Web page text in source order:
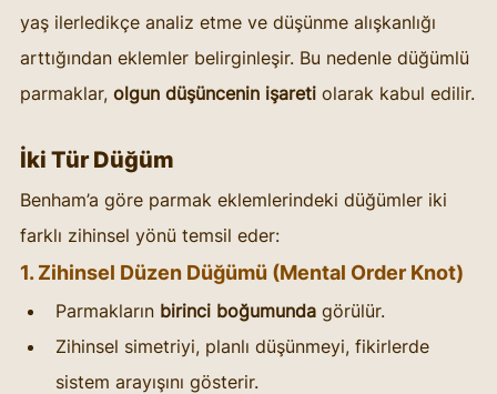
yaş ilerledikçe analiz etme ve düşünme alışkanlığı
arttığından eklemler belirginleşir. Bu nedenle düğümlü
parmaklar, olgun düşüncenin işareti olarak kabul edilir.
İki Tür Düğüm
Benham’a göre parmak eklemlerindeki düğümler iki
farklı zihinsel yönü temsil eder:
1. Zihinsel Düzen Düğümü (Mental Order Knot)
Parmakların birinci boğumunda görülür.
Zihinsel simetriyi, planlı düşünmeyi, fikirlerde
sistem arayışını gösterir.